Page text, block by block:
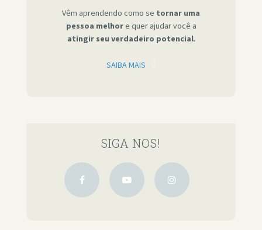
Vêm aprendendo como se tornar uma
pessoa melhore quer ajudar você a
atingir seu verdadeiro potencial.
SAIBA MAIS
SIGA NOS!